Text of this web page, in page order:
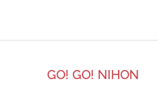
GO! GO! NIHON